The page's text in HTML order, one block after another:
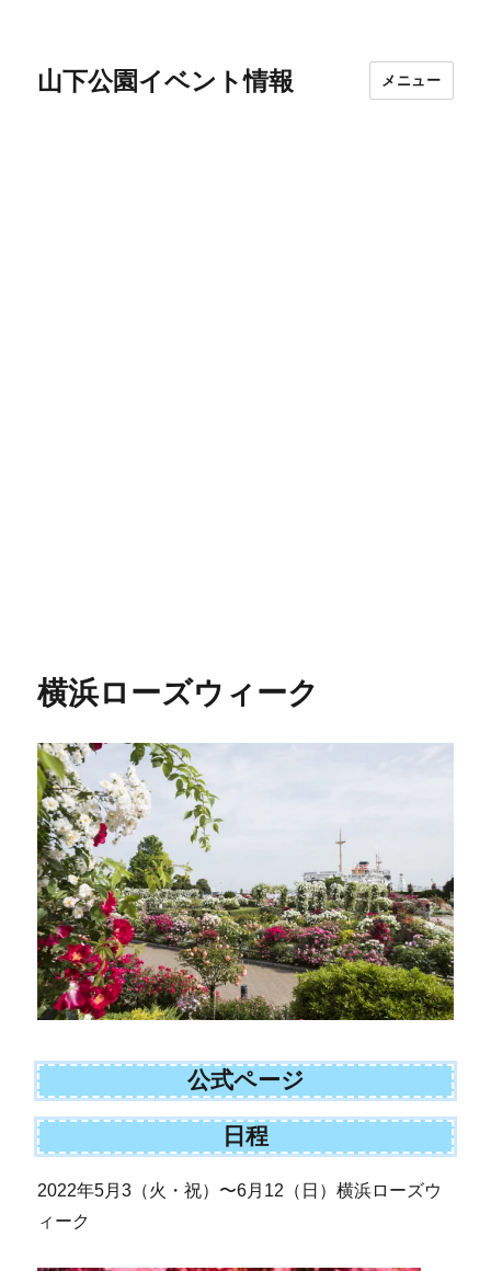
山下公園イベント情報 メニュー
横浜ローズウィーク
公式ページ
日程
2022年5月3（火・祝）〜6月12（日）横浜ローズウ
ィーク